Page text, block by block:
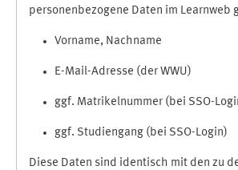
personenbezogene Daten im Learnweb
Vorname, Nachname
E-Mail-Adresse (der WWU)
ggf. Matrikelnummer (bei SSO-
ggf. Studiengang (bei SSO-Login)
Diese Daten sind identisch mit den zu